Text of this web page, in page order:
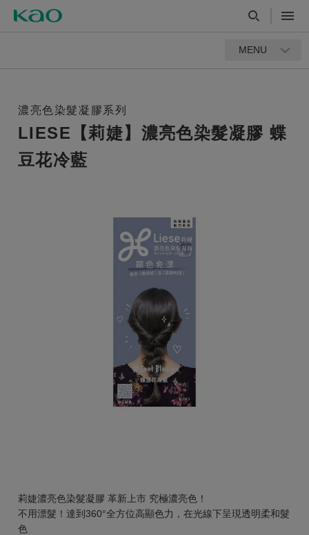
MENU
濃亮色染髮凝膠系列
LIESE【莉婕】濃亮色染髮凝膠 蝶
豆花冷藍
莉婕濃亮色染髮凝膠 革新上市 究極濃亮色！
不用漂髮！達到360°全方位高顯色力，在光線下呈現透明柔和髮
色